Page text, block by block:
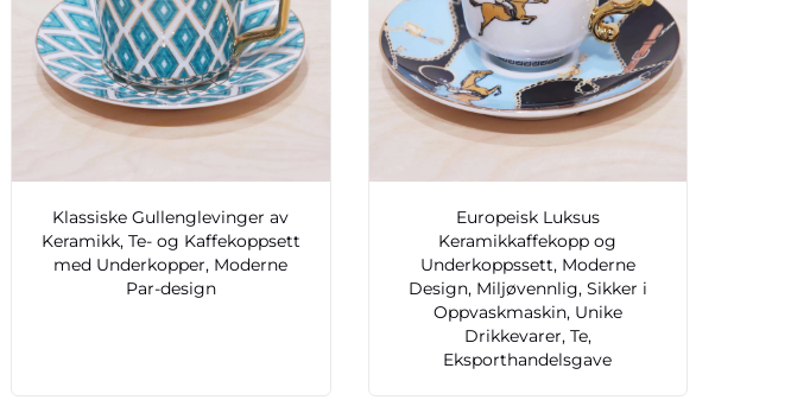
Klassiske Gullenglevinger av
Keramikk, Te- og Kaffekoppsett
med Underkopper, Moderne
Par-design
Europeisk Luksus
Keramikkaffekopp og
Underkoppssett, Moderne
Design, Miljøvennlig, Sikker i
Oppvaskmaskin, Unike
Drikkevarer, Te,
Eksporthandelsgave